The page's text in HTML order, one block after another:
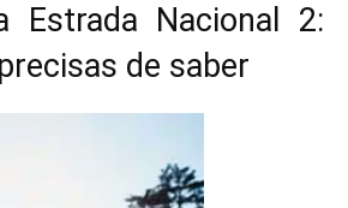
Estrada Nacional 2:
de saber